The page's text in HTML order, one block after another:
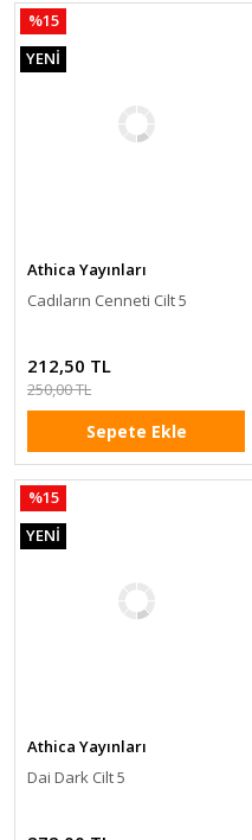
%15
YENİ
Athica Yayınları
Cadıların Cenneti Cilt 5
212,50 TL
250,00 TL
Sepete Ekle
%15
YENİ
Athica Yayınları
Dai Dark Cilt 5